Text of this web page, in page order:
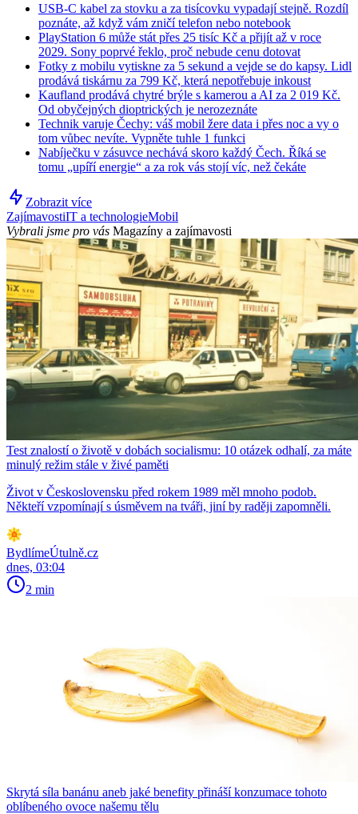
USB-C kabel za stovku a za tisícovku vypadají stejně. Rozdíl
poznáte, až když vám zničí telefon nebo notebook
PlayStation 6 může stát přes 25 tisíc Kč a přijít až v roce
2029. Sony poprvé řeklo, proč nebude cenu dotovat
Fotky z mobilu vytiskne za 5 sekund a vejde se do kapsy. Lidl
prodává tiskárnu za 799 Kč, která nepotřebuje inkoust
Kaufland prodává chytré brýle s kamerou a AI za 2 019 Kč.
Od obyčejných dioptrických je nerozeznáte
Technik varuje Čechy: váš mobil žere data i přes noc a vy o
tom vůbec nevíte. Vypněte tuhle 1 funkci
Nabíječku v zásuvce nechává skoro každý Čech. Říká se
tomu „upíří energie“ a za rok vás stojí víc, než čekáte
Zobrazit více
ZajímavostiIT a technologieMobil
Vybrali jsme pro vás Magazíny a zajímavosti
Test znalostí o životě v dobách socialismu: 10 otázek odhalí, za máte
minulý režim stále v živé paměti
Život v Československu před rokem 1989 měl mnoho podob.
Někteří vzpomínají s úsměvem na tváři, jiní by raději zapomněli.
BydlímeÚtulně.cz
dnes, 03:04
2 min
Skrytá síla banánu aneb jaké benefity přináší konzumace tohoto
oblíbeného ovoce našemu tělu